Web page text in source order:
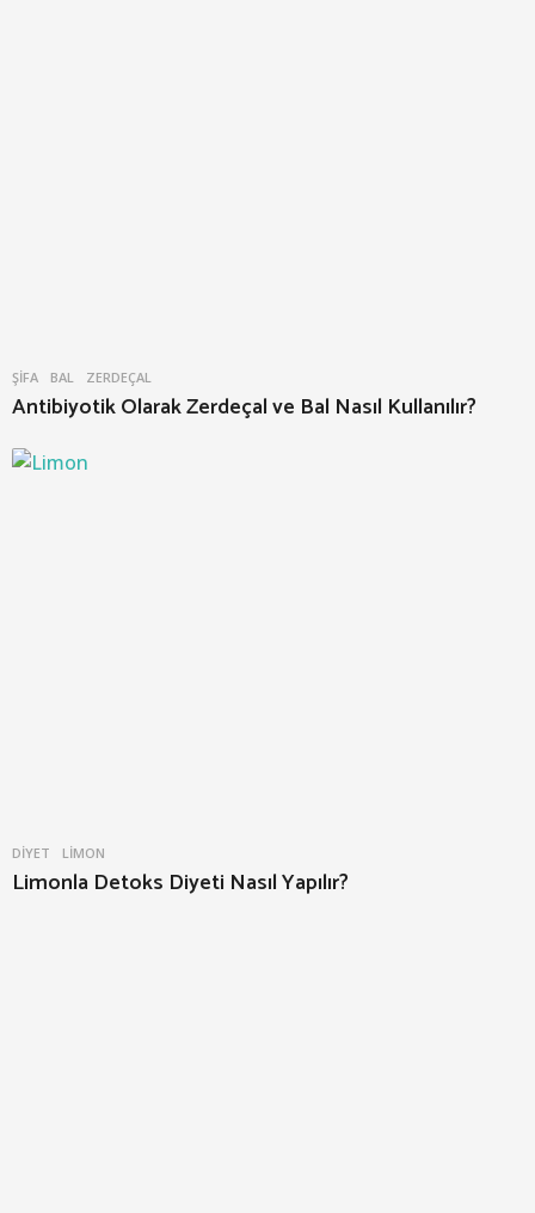
ŞIFA BAL ,ZERDEÇAL
Antibiyotik Olarak Zerdeçal ve Bal Nasıl Kullanılır?
DIYET LIMON
Limonla Detoks Diyeti Nasıl Yapılır?